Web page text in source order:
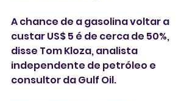
A chance de a gasolina voltar a
custar US$ 5 é de cerca de 50%,
disse Tom Kloza, analista
independente de petróleo e
consultor da Gulf Oil.